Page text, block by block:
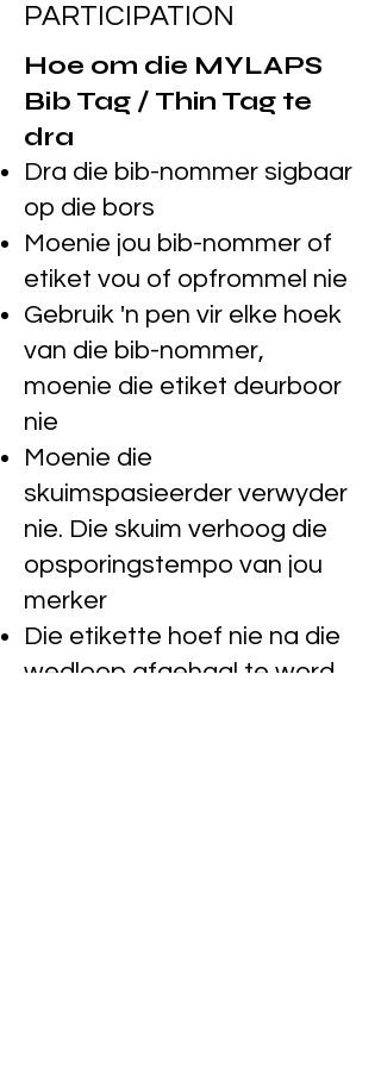
PARTICIPATION
Hoe om die MYLAPS
Bib Tag / Thin Tag te
dra
Dra die bib-nommer sigbaar
op die bors
Moenie jou bib-nommer of
etiket vou of opfrommel nie
Gebruik 'n pen vir elke hoek
van die bib-nommer,
moenie die etiket deurboor
nie
Moenie die
skuimspasieerder verwyder
nie. Die skuim verhoog die
opsporingstempo van jou
merker
Die etikette hoef nie na die
wedloop afgehaal te word